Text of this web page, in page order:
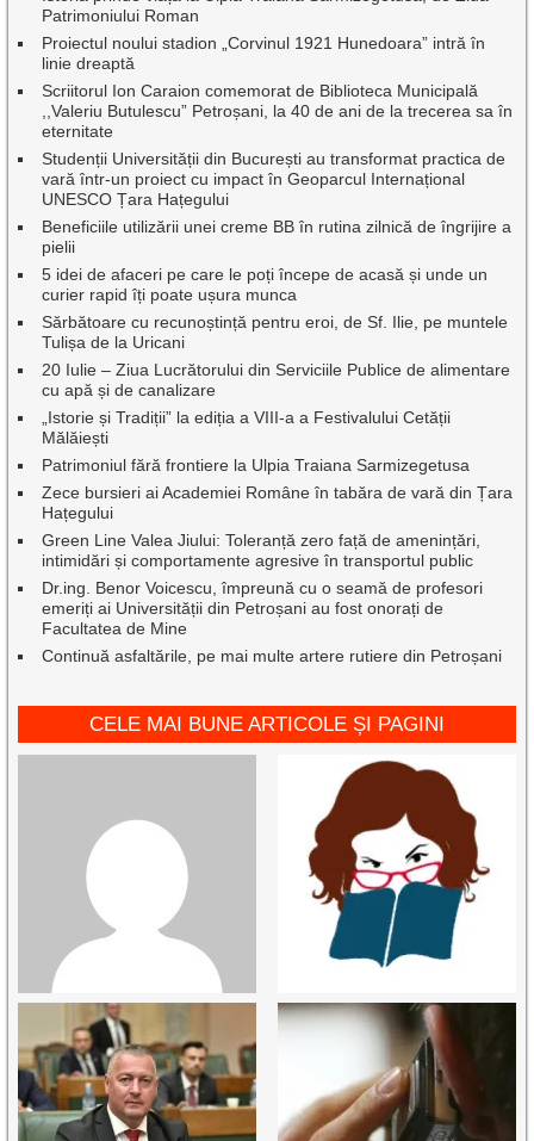
Patrimoniului Roman
Proiectul noului stadion „Corvinul 1921 Hunedoara” intră în
linie dreaptă
Scriitorul Ion Caraion comemorat de Biblioteca Municipală
,,Valeriu Butulescu” Petroșani, la 40 de ani de la trecerea sa în
eternitate
Studenții Universității din București au transformat practica de
vară într-un proiect cu impact în Geoparcul Internațional
UNESCO Țara Hațegului
Beneficiile utilizării unei creme BB în rutina zilnică de îngrijire a
pielii
5 idei de afaceri pe care le poți începe de acasă și unde un
curier rapid îți poate ușura munca
Sărbătoare cu recunoștință pentru eroi, de Sf. Ilie, pe muntele
Tulișa de la Uricani
20 Iulie – Ziua Lucrătorului din Serviciile Publice de alimentare
cu apă și de canalizare
„Istorie și Tradiții” la ediția a VIII-a a Festivalului Cetății
Mălăiești
Patrimoniul fără frontiere la Ulpia Traiana Sarmizegetusa
Zece bursieri ai Academiei Române în tabăra de vară din Țara
Hațegului
Green Line Valea Jiului: Toleranță zero față de amenințări,
intimidări și comportamente agresive în transportul public
Dr.ing. Benor Voicescu, împreună cu o seamă de profesori
emeriți ai Universității din Petroșani au fost onorați de
Facultatea de Mine
Continuă asfaltările, pe mai multe artere rutiere din Petroșani
CELE MAI BUNE ARTICOLE ȘI PAGINI